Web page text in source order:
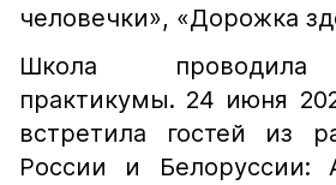
человечки», «Дорожка
Школа проводила
практикумы. 24 июня
встретила гостей из
России и Белоруссии: